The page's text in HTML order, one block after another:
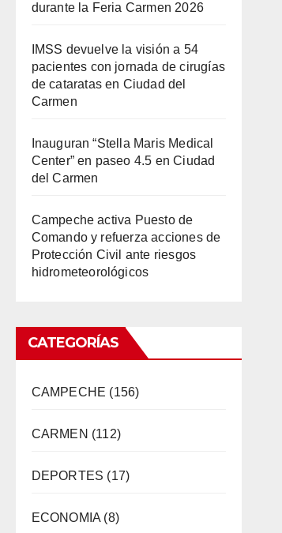
durante la Feria Carmen 2026
IMSS devuelve la visión a 54
pacientes con jornada de cirugías
de cataratas en Ciudad del
Carmen
Inauguran “Stella Maris Medical
Center” en paseo 4.5 en Ciudad
del Carmen
Campeche activa Puesto de
Comando y refuerza acciones de
Protección Civil ante riesgos
hidrometeorológicos
CATEGORÍAS
CAMPECHE (156)
CARMEN (112)
DEPORTES (17)
ECONOMIA (8)